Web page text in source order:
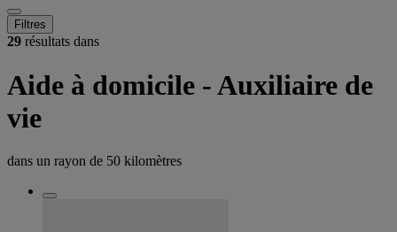
Filtres
29 résultats dans
Aide à domicile - Auxiliaire de
vie
dans un rayon de 50 kilomètres